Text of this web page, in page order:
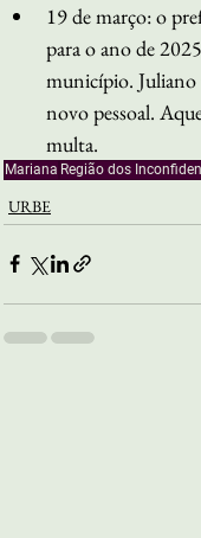
19 de março: o
para o ano de
município. Juliano
novo pessoal.
multa.
Mariana Região dos
URBE